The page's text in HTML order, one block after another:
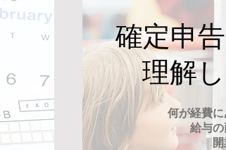
確定申
理解
何が経費
給与